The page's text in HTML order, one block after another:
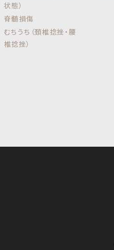
状態）
脊髄損傷
むちうち（頚椎捻挫・腰
椎捻挫）